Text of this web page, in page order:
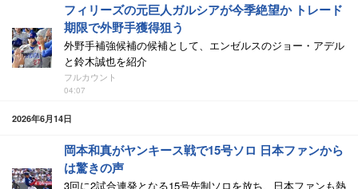
フィリーズの元巨人ガルシアが今季絶望か トレード
期限で外野手獲得狙う
外野手補強候補の候補として、エンゼルスのジョー・アデル
と鈴木誠也を紹介
フルカウント
04:07
2026年6月14日
岡本和真がヤンキース戦で15号ソロ 日本ファンから
は驚きの声
3回に2試合連発となる15号先制ソロを放ち、日本ファンも熱